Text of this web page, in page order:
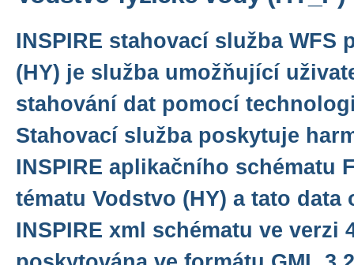
INSPIRE stahovací služba WFS
(HY) je služba umožňující
stahování dat pomocí
Stahovací služba poskytuje
INSPIRE aplikačního schématu
tématu Vodstvo (HY) a tato data
INSPIRE xml schématu ve verzi